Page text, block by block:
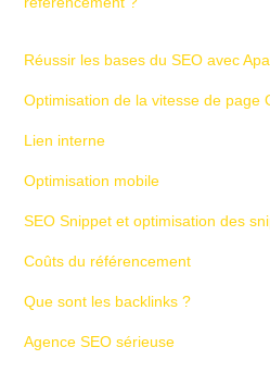
Réussir les bases du SEO avec
Optimisation de la vitesse de page
Lien interne
Optimisation mobile
SEO Snippet et optimisation des
Coûts du référencement
Que sont les backlinks ?
Agence SEO sérieuse